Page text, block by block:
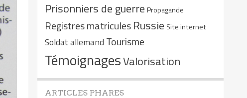
Prisonniers de guerre Propagande
Registres matriculesRussie Site internet
Soldat allemand Tourisme
TémoignagesValorisation
ARTICLES PHARES